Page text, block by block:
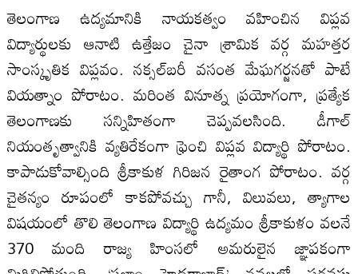
తెలంగాణ ఉద్యమానికి నాయకత్వం వహించిన విప్లవ
విద్యార్థులకు ఆనాటి ఉత్తేజం చైనా శ్రామిక వర్గ మహత్తర
సాంస్కృతిక విప్లవం. నక్సల్‌బరీ వసంత మేఘగర్జనతో పాటే
వియత్నాం పోరాటం. మరింత వినూత్న ప్రయోగంగా, ప్రత్యేక
తెలంగాణకు సన్నిహితంగా చెప్పవలసింది. డీగాల్‌
నియంతృత్వానికి వ్యతిరేకంగా ఫ్రెంచి విప్లవ విద్యార్థి పోరాటం.
కాపాడుకోవాల్సింది శ్రీకాకుళ గిరిజన రైతాంగ పోరాటం. వర్గ
చైతన్యం రూపంలో కాకపోవచ్చు గానీ, విలువలు, త్యాగాల
విషయంలో తొలి తెలంగాణ విద్యార్థి ఉద్యమం శ్రీకాకుళం వలనే
370 మంది రాజ్య హింసలో అమరులైన జ్ఞాపకంగా